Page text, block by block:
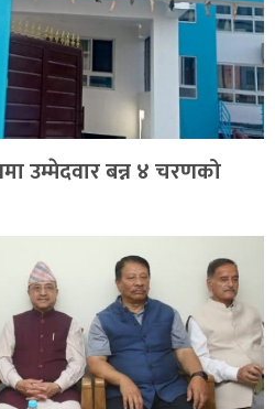
उम्मेदवार बन्न ४ चरणको